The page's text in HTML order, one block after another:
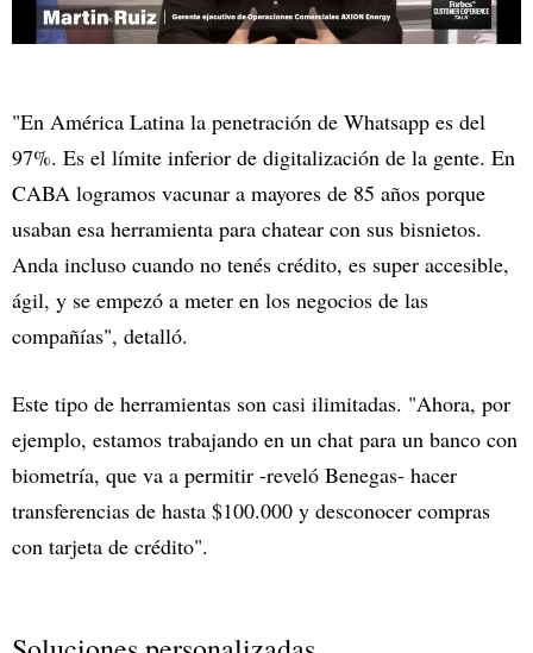
"En América Latina la penetración de Whatsapp es del
97%. Es el límite inferior de digitalización de la gente. En
CABA logramos vacunar a mayores de 85 años porque
usaban esa herramienta para chatear con sus bisnietos.
Anda incluso cuando no tenés crédito, es super accesible,
ágil, y se empezó a meter en los negocios de las
compañías", detalló.
Este tipo de herramientas son casi ilimitadas. "Ahora, por
ejemplo, estamos trabajando en un chat para un banco con
biometría, que va a permitir -reveló Benegas- hacer
transferencias de hasta $100.000 y desconocer compras
con tarjeta de crédito".